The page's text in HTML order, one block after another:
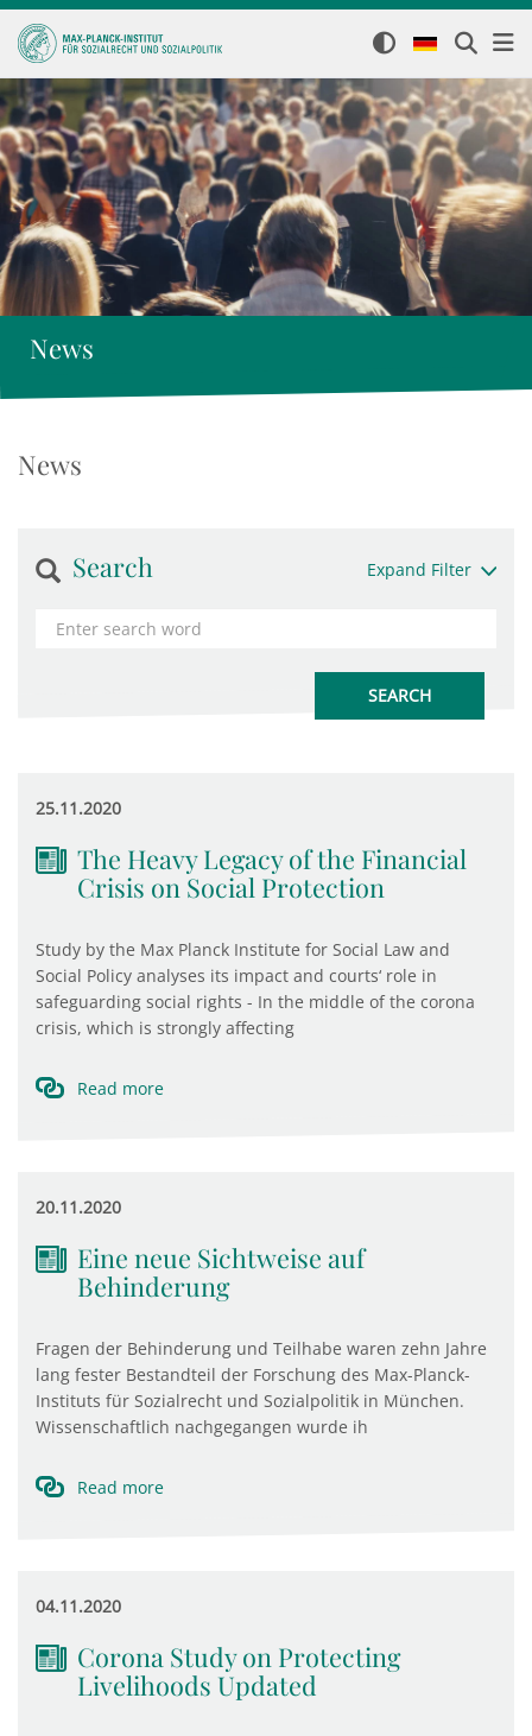
News
News
Search Expand Filter
25.11.2020
The Heavy Legacy of the Financial
Crisis on Social Protection
Study by the Max Planck Institute for Social Law and
Social Policy analyses its impact and courts‘ role in
safeguarding social rights - In the middle of the corona
crisis, which is strongly affecting
Read more
20.11.2020
Eine neue Sichtweise auf
Behinderung
Fragen der Behinderung und Teilhabe waren zehn Jahre
lang fester Bestandteil der Forschung des Max-Planck-
Instituts für Sozialrecht und Sozialpolitik in München.
Wissenschaftlich nachgegangen wurde ih
Read more
04.11.2020
Corona Study on Protecting
Livelihoods Updated